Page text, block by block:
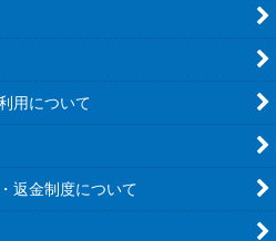
用について
返金制度について